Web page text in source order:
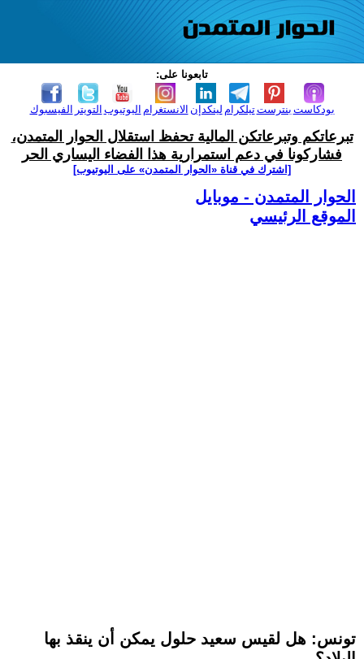
تابعونا على:
الفيسبوك التويتر اليوتيوب الانستغرام لينكدإن تيلكرامبنترست بودكاست
تبرعاتكم وتبرعاتكن المالية تحفظ استقلال الحوار المتمدن،
فشاركونا في دعم استمرارية هذا الفضاء اليساري الحر
[اشترك في قناة ‫«الحوار المتمدن» على اليوتيوب]
الحوار المتمدن - موبايل
الموقع الرئيسي
تونس: هل لقيس سعيد حلول يمكن أن ينقذ بها